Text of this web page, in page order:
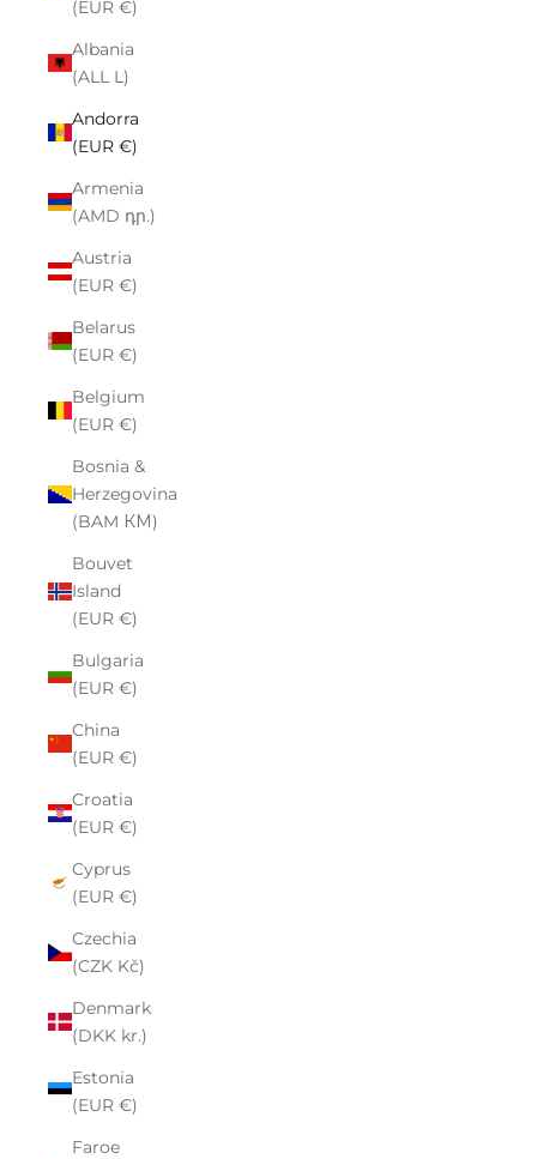
(EUR €)
Albania
(ALL L)
Andorra
(EUR €)
Armenia
(AMD դր.)
Austria
(EUR €)
Belarus
(EUR €)
Belgium
(EUR €)
Bosnia &
Herzegovina
(BAM КМ)
Bouvet
Island
(EUR €)
Bulgaria
(EUR €)
China
(EUR €)
Croatia
(EUR €)
Cyprus
(EUR €)
Czechia
(CZK Kč)
Denmark
(DKK kr.)
Estonia
(EUR €)
Faroe